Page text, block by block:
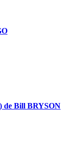
de Bill BRYSON